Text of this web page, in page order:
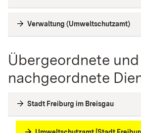
Verwaltung (Umweltschutzamt)
Übergeordnete und
nachgeordnete
Stadt Freiburg im Breisgau